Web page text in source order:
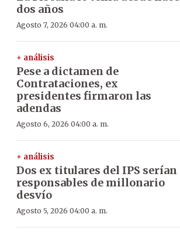
dos años
Agosto 7, 2026 04:00 a. m.
+ análisis
Pese a dictamen de
Contrataciones, ex
presidentes firmaron las
adendas
Agosto 6, 2026 04:00 a. m.
+ análisis
Dos ex titulares del IPS serían
responsables de millonario
desvío
Agosto 5, 2026 04:00 a. m.